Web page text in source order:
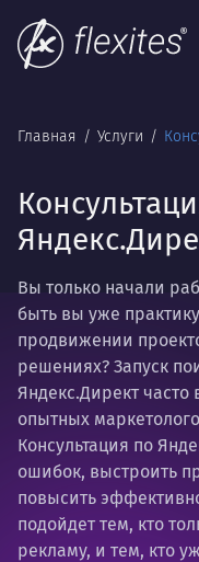
Главная Услуги
Вы только начали
быть вы уже
продвижении
решениях? Запуск
Яндекс.Директ
опытных
Консультация по
ошибок, выстроить
повысить
подойдет тем, кто
рекламу, и тем, кто